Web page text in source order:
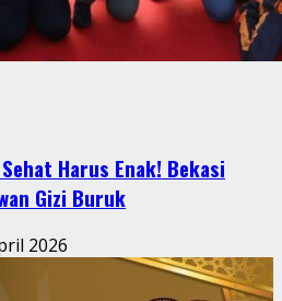
Harus Enak! Bekasi
Gizi Buruk
2026